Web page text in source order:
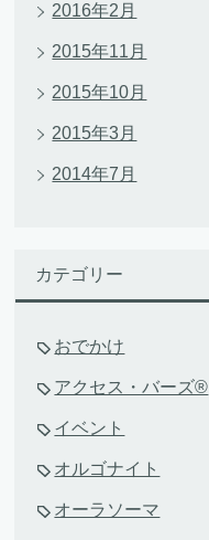
2016年2月
2015年11月
2015年10月
2015年3月
2014年7月
カテゴリー
おでかけ
アクセス・バーズ®
イベント
オルゴナイト
オーラソーマ